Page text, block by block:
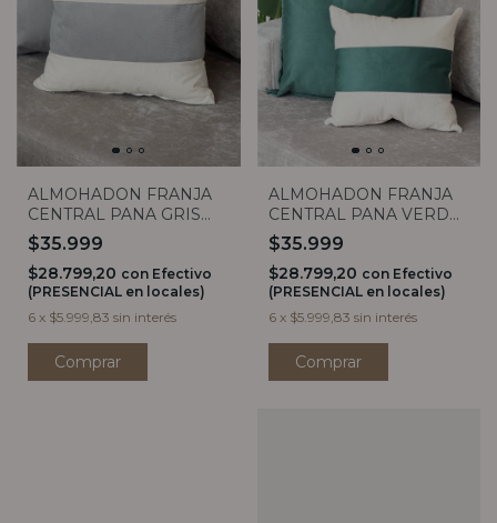
ALMOHADON FRANJA
CENTRAL PANA GRIS
40X40
$35.999
$28.799,20 con Efectivo
(PRESENCIAL en locales)
6 x $5.999,83 sin interés
Comprar
ALMOHADON FRANJA
CENTRAL PANA VERDE
40X40
$35.999
$28.799,20 con Efectivo
(PRESENCIAL en locales)
6 x $5.999,83 sin interés
Comprar